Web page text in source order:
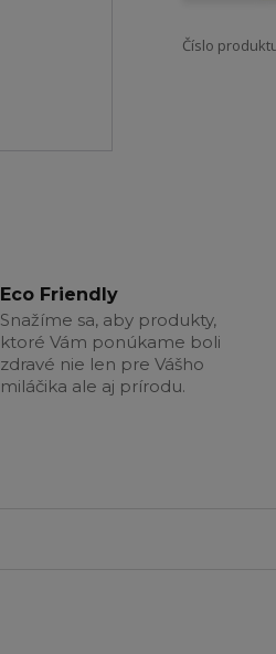
Číslo
Eco Friendly
Snažíme sa, aby produkty,
ktoré Vám ponúkame boli
zdravé nie len pre Vášho
miláčika ale aj prírodu.